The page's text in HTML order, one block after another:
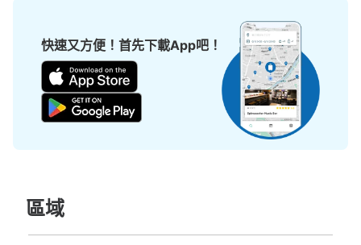
查看此投幣式儲物櫃的位置
快速又方便！首先下載App吧！
區域